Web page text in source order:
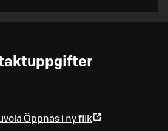
Öppnas i ny flik